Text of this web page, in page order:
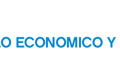
ECONOMICO